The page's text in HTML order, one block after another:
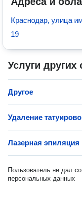
Краснодар, улица
19
Услуги других
Другое
Удаление
Лазерная эпиляция
Пользователь не дал
персональных данных